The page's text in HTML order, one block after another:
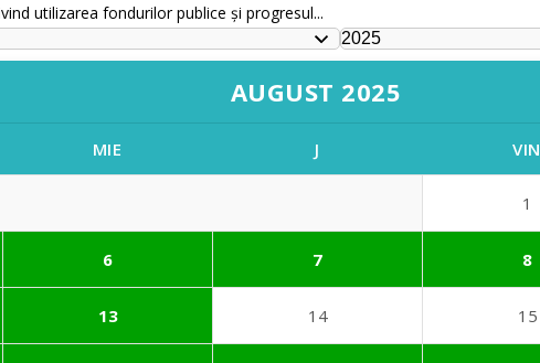
utilizarea fondurilor publice și progresul...
AUGUST 2025
MIE J VIN
1
6 7 8
13 14 15